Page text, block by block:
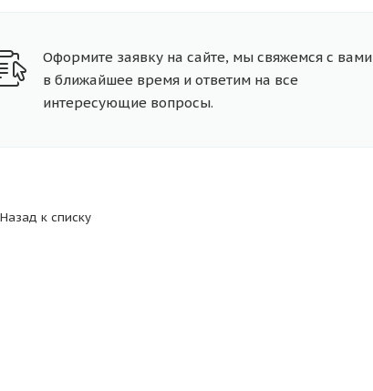
Оформите заявку на сайте, мы свяжемся с вами
в ближайшее время и ответим на все
интересующие вопросы.
Назад к списку